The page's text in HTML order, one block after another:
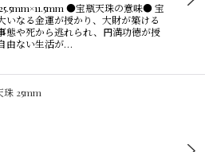
●宝瓶天珠の意味● 宝
いなる金運が授かり、大財が築ける
態や死から逃れられ、円満功徳が授
由ない生活が…
25mm